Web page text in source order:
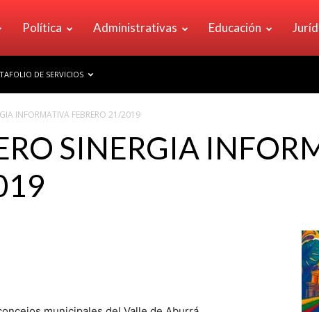
Política Administrativas Educación
DE SERVICIOS
INFORMATIVA FEBRERO 21/2019
SINERGIA